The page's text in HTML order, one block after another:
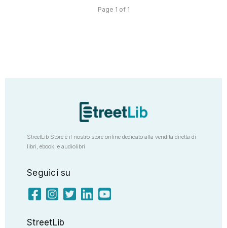
Page 1 of 1
StreetLib Store è il nostro store online dedicato alla vendita diretta di
libri, ebook, e audiolibri
Seguici su
StreetLib